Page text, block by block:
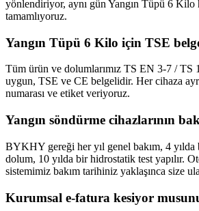
yönlendiriyor, aynı gün Yangın Tüpü 6 Kilo
tamamlıyoruz.
Yangın Tüpü 6 Kilo için TSE
Tüm ürün ve dolumlarımız TS EN 3-7 / TS
uygun, TSE ve CE belgelidir. Her cihaza
numarası ve etiket veriyoruz.
Yangın söndürme cihazlarının
BYKHY gereği her yıl genel bakım, 4
dolum, 10 yılda bir hidrostatik test yapılır.
sistemimiz bakım tarihiniz yaklaşınca size
Kurumsal e-fatura kesiyor